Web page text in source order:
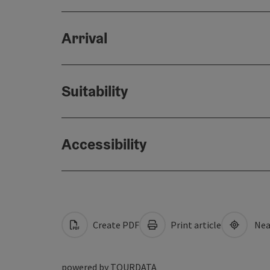
Arrival
Suitability
Accessibility
Create PDF Print article
powered by TOURDATA